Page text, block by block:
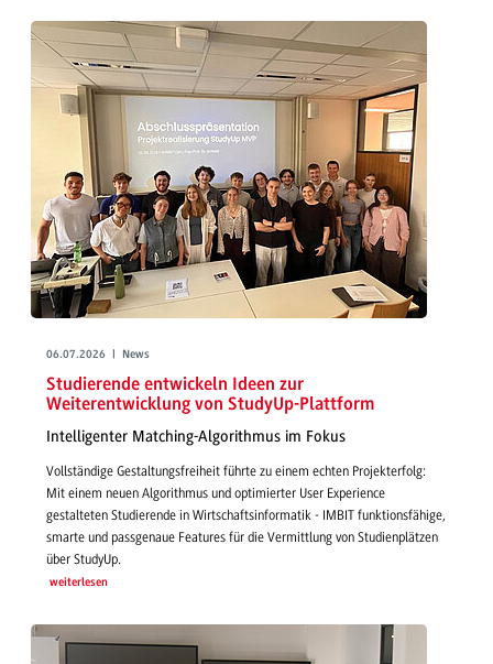
06.07.2026 | News
Studierende entwickeln Ideen zur
Weiterentwicklung von StudyUp-Plattform
Intelligenter Matching-Algorithmus im Fokus
Vollständige Gestaltungsfreiheit führte zu einem echten Projekterfolg:
Mit einem neuen Algorithmus und optimierter User Experience
gestalteten Studierende in Wirtschaftsinformatik - IMBIT funktionsfähige,
smarte und passgenaue Features für die Vermittlung von Studienplätzen
über StudyUp.
weiterlesen